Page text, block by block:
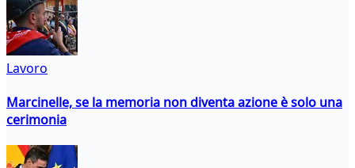
Lavoro
Marcinelle, se la memoria non diventa azione è solo una
cerimonia